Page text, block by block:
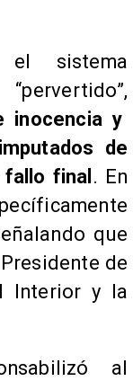
el sistema
inocencia y
de
fallo final . En
que
de
Interior y la
al